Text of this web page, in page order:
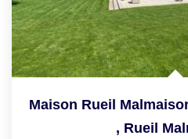
Maison Rueil
, Rueil